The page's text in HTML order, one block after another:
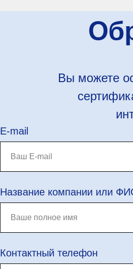
Вы можете
E-mail
Название компании или
Контактный телефон